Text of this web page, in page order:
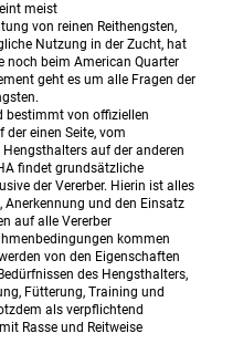
meist
von reinen Reithengsten,
Nutzung in der Zucht, hat
noch beim American Quarter
geht es um alle Fragen der
bestimmt von offiziellen
einen Seite, vom
auf der anderen
findet grundsätzliche
der Vererber. Hierin ist alles
Anerkennung und den Einsatz
auf alle Vererber
kommen
von den Eigenschaften
des Hengsthalters,
Fütterung, Training und
als verpflichtend
Rasse und Reitweise